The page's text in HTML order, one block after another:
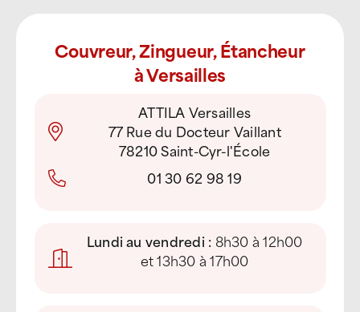
Couvreur, Zingueur, Étancheur
à Versailles
ATTILA Versailles
77 Rue du Docteur Vaillant
78210 Saint-Cyr-l'École
01 30 62 98 19
Lundi au vendredi : 8h30 à 12h00
et 13h30 à 17h00